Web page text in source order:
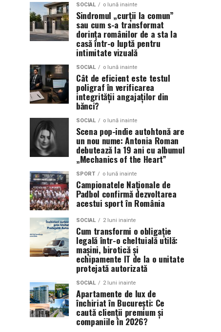
SOCIAL o lună inainte
Sindromul „curții la comun”
sau cum s-a transformat
dorința românilor de a sta la
casă într-o luptă pentru
intimitate vizuală
SOCIAL o lună inainte
Cât de eficient este testul
poligraf în verificarea
integrității angajaților din
bănci?
SOCIAL o lună inainte
Scena pop-indie autohtonă are
un nou nume: Antonia Roman
debutează la 19 ani cu albumul
„Mechanics of the Heart”
SPORT o lună inainte
Campionatele Naționale de
Padbol confirmă dezvoltarea
acestui sport în România
SOCIAL 2 luni inainte
Cum transformi o obligație
legală într-o cheltuială utilă:
mașini, birotică și
echipamente IT de la o unitate
protejată autorizată
SOCIAL 2 luni inainte
Apartamente de lux de
închiriat în București: Ce
caută clienții premium și
companiile în 2026?